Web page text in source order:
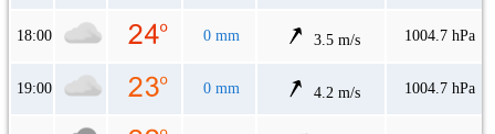
18:00 0 mm 3.5 m/s 1004.7 hPa
19:00 0 mm 4.2 m/s 1004.7 hPa